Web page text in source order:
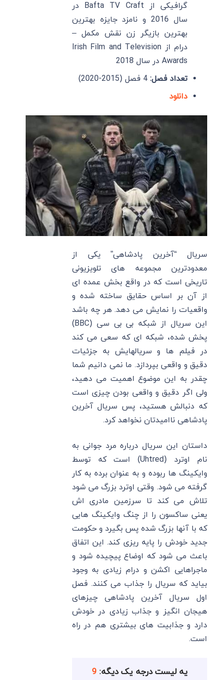
گرافیکی از Bafta TV Craft در
سال 2016 و نامزد جایزه بهترین
بهترین بازیگر زن نقش مکمل –
درام از Irish Film and Television
Awards در سال 2018
تعداد فصل: 4 فصل (2015-2020)
دانلود
سریال “آخرین پادشاهی” یکی از
معدودترین مجموعه های تلویزیونی
تاریخی است که در واقع بخش عمده ای
از آن بر اساس حقایق ساخته شده و
واقعیات را نمایش می دهد. هر چه باشد
این سریال از شبکه بی بی سی (BBC)
پخش شده، شبکه ای که سعی می کند
در فیلم ها و سریالهایش به جزئیات
دقیق و واقعی بپردازد. ما نمی دانیم شما
چقدر به این موضوع اهمیت می دهید،
ولی اگر دقیق و واقعی بودن چیزی است
که دنبالش هستید، پس سریال آخرین
پادشاهی ناامیدتان نخواهد کرد.
داستان این سریال درباره مرد جوانی به
نام اوترد (Uhtred) است که توسط
وایکینگ ها ربوده و به عنوان برده به کار
گرفته می شود. وقتی اوترد بزرگ می شود
تلاش می کند تا سرزمین مادری اش
یعنی ساکسون را از چنگ وایکینگ هایی
که با آنها بزرگ شده پس بگیرد و حکومت
جدید خودش را پایه ریزی کند. این اتفاق
باعث می شود که اوضاع پیچیده شود و
ماجراهایی اکشن و درام زیادی به وجود
بیاید که سریال را جذاب می کنند. فصل
اول سریال آخرین پادشاهی چیزهای
هیجان انگیز و جذاب زیادی در خودش
دارد و جذابیت های بیشتری هم در راه
است.
یه لیست درجه یک دیگه:9